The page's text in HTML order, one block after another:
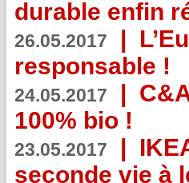
durable enfin
26.05.2017 |
responsable !
24.05.2017 |
100% bio !
23.05.2017 |
seconde vie à